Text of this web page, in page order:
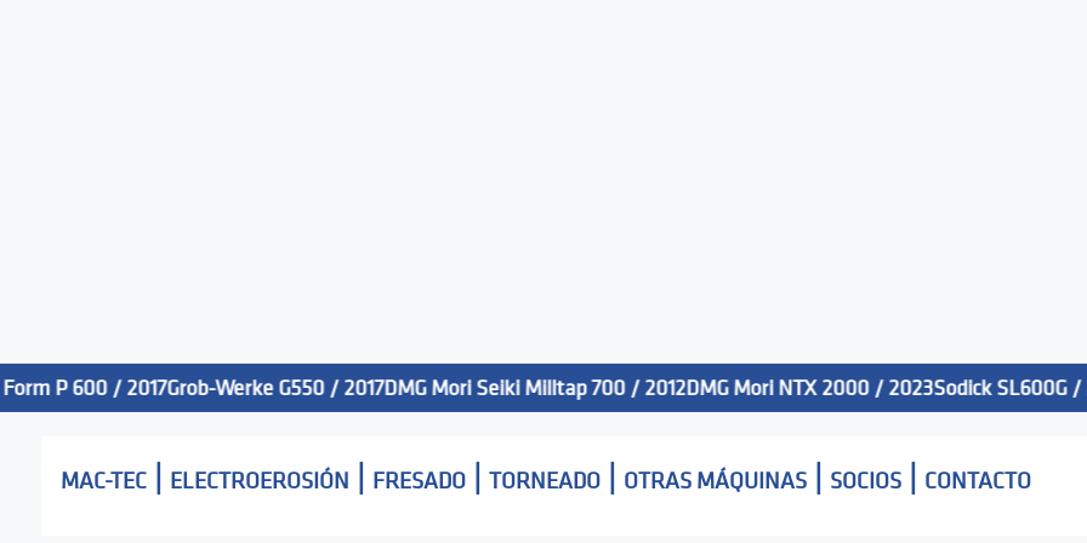
P 600 / 2017Grob-Werke G550 / 2017DMG Mori Seiki Milltap 700 / 2012DMG Mori NTX 2000 / 2023Sodick SL600G / 2013
MAC-TEC| ELECTROEROSIÓN FRESADO| TORNEADO| OTRAS MÁQUINAS| SOCIOS| CONTACTO